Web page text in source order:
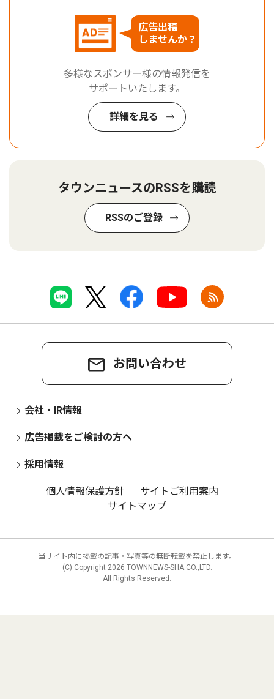
広告出稿
しませんか？
多様なスポンサー様の情報発信を
サポートいたします。
詳細を見る
タウンニュースのRSSを購読
RSSのご登録
お問い合わせ
会社・IR情報
広告掲載をご検討の方へ
採用情報
個人情報保護方針
サイトご利用案内
サイトマップ
当サイト内に掲載の記事・写真等の無断転載を禁止します。
(C) Copyright 2026 TOWNNEWS-SHA CO.,LTD.
All Rights Reserved.